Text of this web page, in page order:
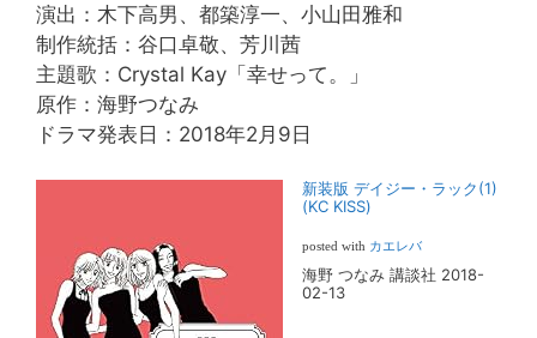
演出：木下高男、都築淳一、小山田雅和
制作統括：谷口卓敬、芳川茜
主題歌：Crystal Kay「幸せって。」
原作：海野つなみ
ドラマ発表日：2018年2月9日
新装版 デイジー・ラック(1)
(KC KISS)
posted with カエレバ
海野 つなみ 講談社 2018-
02-13